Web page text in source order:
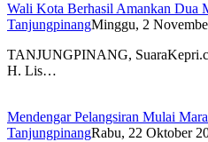
Wali Kota Berhasil Amankan Dua
TanjungpinangMinggu, 2
TANJUNGPINANG,
H. Lis…
Mendengar Pelangsiran Mulai
TanjungpinangRabu, 22 Oktober